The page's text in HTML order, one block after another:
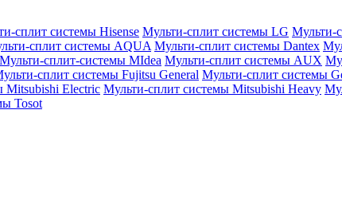
сплит системы Hisense Мульти-сплит системы LG Мульти-
сплит системы AQUA Мульти-сплит системы Dantex
Мульти-сплит-системы MIdea Мульти-сплит системы AUX
сплит системы Fujitsu General Мульти-сплит системы
Mitsubishi Electric Мульти-сплит системы Mitsubishi Heavy
Tosot